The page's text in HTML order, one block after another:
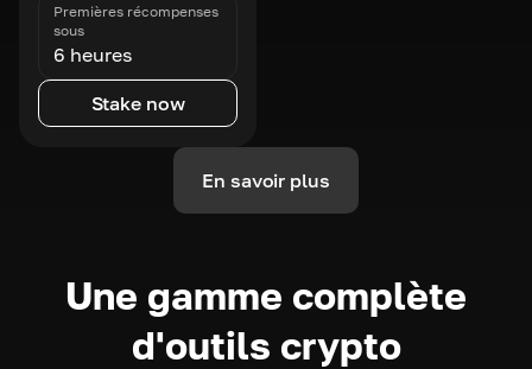
Premières récompenses
sous
6 heures
Stake now
En savoir plus
Une gamme complète
d'outils crypto